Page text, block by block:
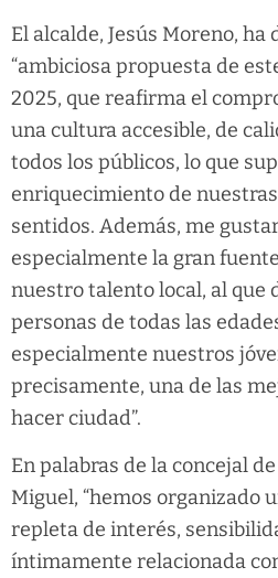
El alcalde, Jesús Moreno, ha
“ambiciosa propuesta de
2025, que reafirma el
una cultura accesible, de
todos los públicos, lo que
enriquecimiento de
sentidos. Además, me
especialmente la gran
nuestro talento local, al que
personas de todas las
especialmente nuestros
precisamente, una de las
hacer ciudad”.
En palabras de la concejal
Miguel, “hemos organizado
repleta de interés,
íntimamente relacionada